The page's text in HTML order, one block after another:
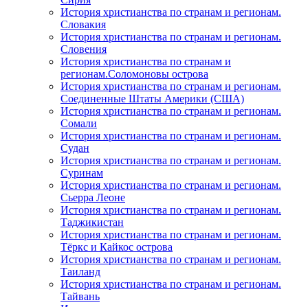
История христианства по странам и регионам.
Словакия
История христианства по странам и регионам.
Словения
История христианства по странам и
регионам.Соломоновы острова
История христианства по странам и регионам.
Соединенные Штаты Америки (США)
История христианства по странам и регионам.
Сомали
История христианства по странам и регионам.
Судан
История христианства по странам и регионам.
Суринам
История христианства по странам и регионам.
Сьерра Леоне
История христианства по странам и регионам.
Таджикистан
История христианства по странам и регионам.
Тёркс и Кайкос острова
История христианства по странам и регионам.
Таиланд
История христианства по странам и регионам.
Тайвань